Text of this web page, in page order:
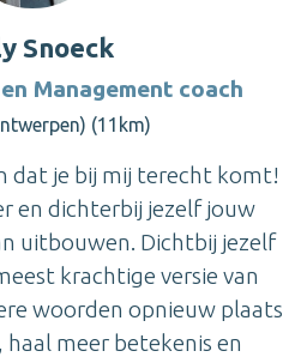
Snoeck
Management coach
(11km)
dat je bij mij terecht komt!
en dichterbij jezelf jouw
uitbouwen. Dichtbij jezelf
krachtige versie van
woorden opnieuw plaats
haal meer betekenis en